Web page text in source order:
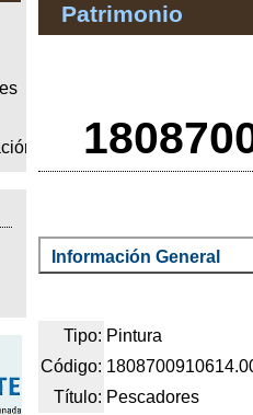
Patrimonio
Información General
Tipo: Pintura
Código:
Título: Pescadores